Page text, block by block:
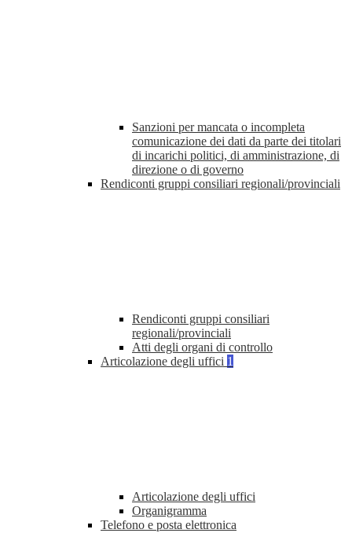
Sanzioni per mancata o incompleta
comunicazione dei dati da parte dei titolari
di incarichi politici, di amministrazione, di
direzione o di governo
Rendiconti gruppi consiliari regionali/provinciali
Rendiconti gruppi consiliari
regionali/provinciali
Atti degli organi di controllo
Articolazione degli uffici 1
Articolazione degli uffici
Organigramma
Telefono e posta elettronica